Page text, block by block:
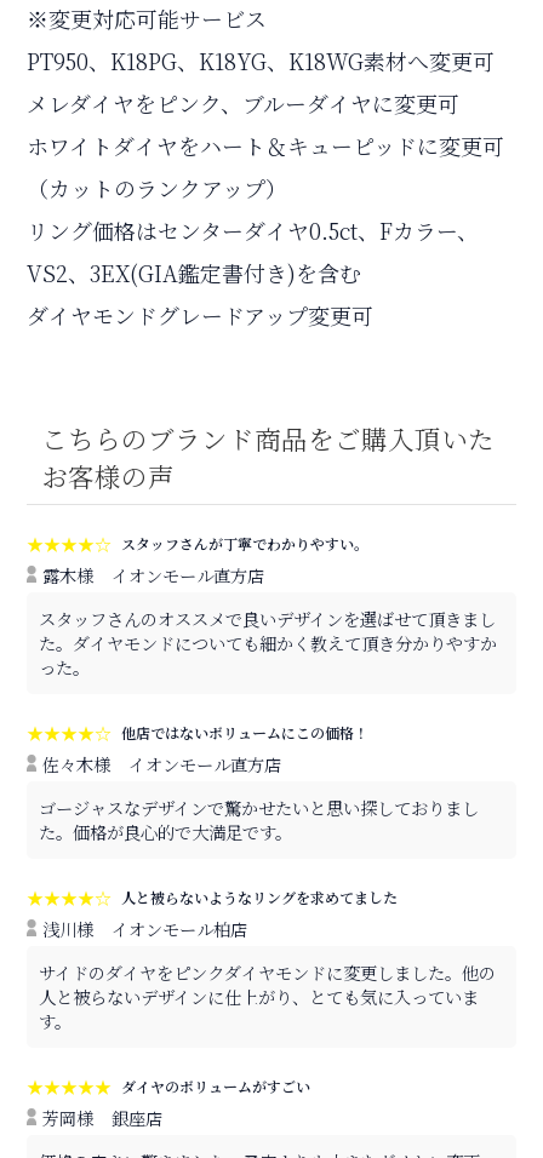
※変更対応可能サービス
PT950、K18PG、K18YG、K18WG素材へ変更可
メレダイヤをピンク、ブルーダイヤに変更可
ホワイトダイヤをハート＆キューピッドに変更可
（カットのランクアップ）
リング価格はセンターダイヤ0.5ct、Fカラー、
VS2、3EX(GIA鑑定書付き)を含む
ダイヤモンドグレードアップ変更可
こちらのブランド商品をご購入頂いた
お客様の声
★★★★☆ スタッフさんが丁寧でわかりやすい。
露木様
イオンモール直方店
スタッフさんのオススメで良いデザインを選ばせて頂きまし
た。ダイヤモンドについても細かく教えて頂き分かりやすか
った。
★★★★☆ 他店ではないボリュームにこの価格！
佐々木様
イオンモール直方店
ゴージャスなデザインで驚かせたいと思い探しておりまし
た。価格が良心的で大満足です。
★★★★☆ 人と被らないようなリングを求めてました
浅川様
イオンモール柏店
サイドのダイヤをピンクダイヤモンドに変更しました。他の
人と被らないデザインに仕上がり、とても気に入っていま
す。
★★★★★ ダイヤのボリュームがすごい
芳岡様
銀座店